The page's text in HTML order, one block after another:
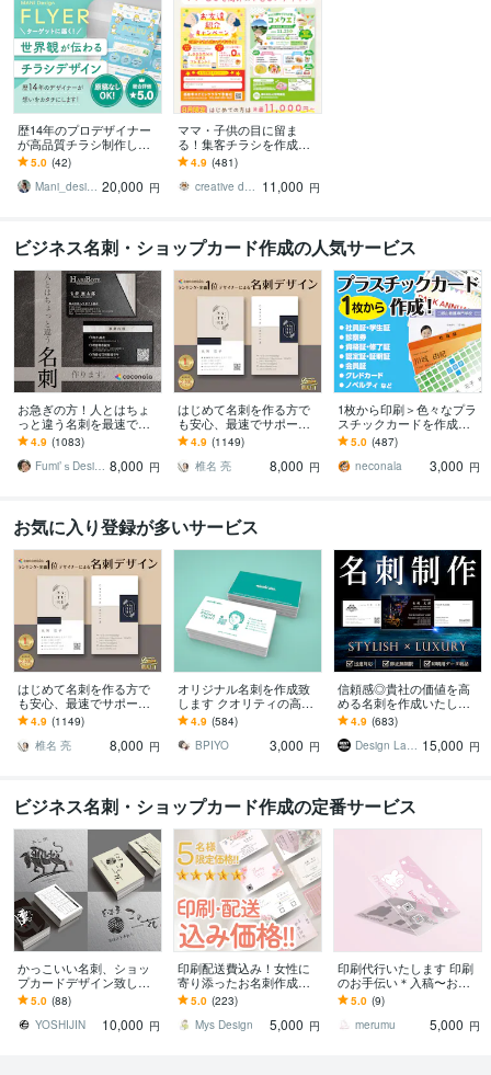
歴14年のプロデザイナー
が高品質チラシ制作しま
す 世界観を表現したター
ゲットに届くデザインお
届けします！
5.0 (42)
Mani_design 20,000 円
ママ・子供の目に留ま
る！集客チラシを作成し
ます 【８月限定】【ご新
規様限定】チラシ片面11,
000〜♩
4.9 (481)
creative design momo 11,000 円
ビジネス名刺・ショップカード作成の人気サービス
お急ぎの方！人とはちょ
っと違う名刺を最速で作
ります あなただけのオリ
ジナル名刺を！翌日まで
にデザイン作成します！
4.9 (1083)
Fumi’ｓDesign 8,000 円
はじめて名刺を作る方で
も安心、最速でサポート
します 名刺デザイン実績
最多のプロデザイナーが
デザインいたします!
4.9 (1149)
椎名 亮
8,000 円
1枚から印刷＞色々なプラ
スチックカードを作成し
ます 認定証・学生証・社
員証・クレドなどクレカ
サイズのカードに印刷
5.0 (487)
neconala
3,000 円
お気に入り登録が多いサービス
はじめて名刺を作る方で
も安心、最速でサポート
します 名刺デザイン実績
最多のプロデザイナーが
デザインいたします!
4.9 (1149)
椎名 亮
8,000 円
オリジナル名刺を作成致
します クオリティの高い
素敵な名刺デザインを
4.9 (584)
BPIYO
3,000 円
信頼感◎貴社の価値を高
める名刺を作成いたしま
す 修正回数無制限◇スタ
イリッシュ＆高級感で魅
せるモダンデザイン
4.9 (683)
Design Lab｜名刺・地図・印刷物 15,000 円
ビジネス名刺・ショップカード作成の定番サービス
かっこいい名刺、ショッ
プカードデザイン致しま
す 名刺、ショップカード
のかっこいいデザインが
必要な方へ
5.0 (88)
YOSHIJIN
10,000 円
印刷配送費込み！女性に
寄り添ったお名刺作成し
ます 【5名様限定価格】低
価格で、全て丸投げOK！
を実現！
5.0 (223)
Mys Design
5,000 円
印刷代行いたします 印刷
のお手伝い＊入稿〜お届
けサポート
5.0 (9)
merumu
5,000 円